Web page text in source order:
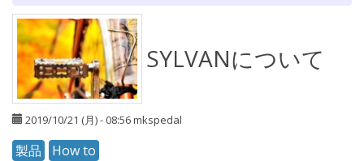
SYLVANについて
2019/10/21 (月) - 08:56mkspedal
製品 How to